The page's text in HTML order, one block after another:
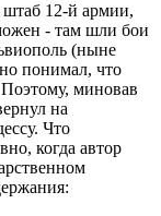
12-й армии,
- там шли бои
(ныне
понимал, что
Поэтому, миновав
на
Что
когда автор